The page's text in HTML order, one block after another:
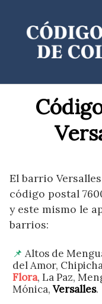
contenido
El barrio
código postal
y este mismo le
barrios:
Altos de
del Amor,
Flora, La Paz,
Mónica, Versalles.